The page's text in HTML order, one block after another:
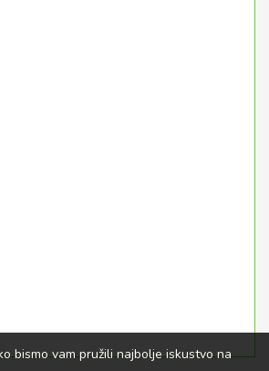
bismo vam pružili najbolje iskustvo na